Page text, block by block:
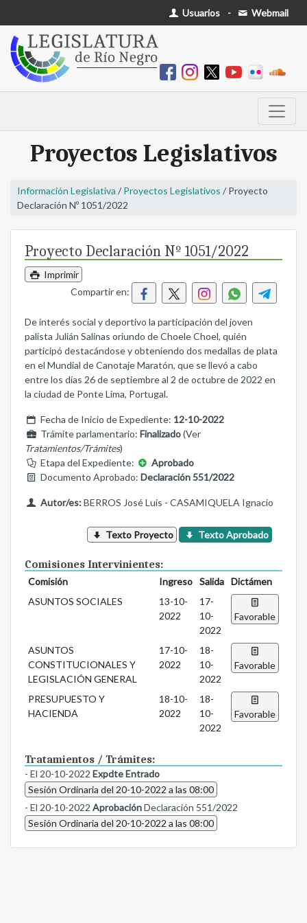
Usuarios - Webmail
Proyectos Legislativos
Información Legislativa / Proyectos Legislativos / Proyecto
Declaración Nº 1051/2022
Proyecto Declaración Nº 1051/2022
Imprimir
Compartir en:
De interés social y deportivo la participación del joven
palista Julián Salinas oriundo de Choele Choel, quién
participó destacándose y obteniendo dos medallas de plata
en el Mundial de Canotaje Maratón, que se llevó a cabo
entre los días 26 de septiembre al 2 de octubre de 2022 en
la ciudad de Ponte Lima, Portugal.
Fecha de Inicio de Expediente: 12-10-2022
Trámite parlamentario: Finalizado(Ver
Tratamientos/Trámites)
Etapa del Expediente:
Aprobado
Documento Aprobado: Declaración 551/2022
Autor/es:BERROS José Luis - CASAMIQUELA Ignacio
Texto Proyecto Texto Aprobado
Comisiones Intervinientes:
Comisión Ingreso Salida
Dictámen
ASUNTOS SOCIALES
13-10-
2022
17-
10-
2022
Favorable
ASUNTOS
CONSTITUCIONALES Y
LEGISLACIÓN GENERAL
17-10-
2022
18-
10-
2022
Favorable
PRESUPUESTO Y
HACIENDA
18-10-
2022
18-
10-
2022
Favorable
Tratamientos / Trámites:
- El 20-10-2022 Expdte Entrado
Sesión Ordinaria del 20-10-2022 a las 08:00
- El 20-10-2022 AprobaciónDeclaración 551/2022
Sesión Ordinaria del 20-10-2022 a las 08:00